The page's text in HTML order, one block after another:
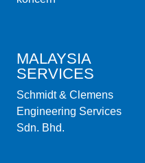
MALAYSIA
SERVICES
Schmidt & Clemens
Engineering Services
Sdn. Bhd.